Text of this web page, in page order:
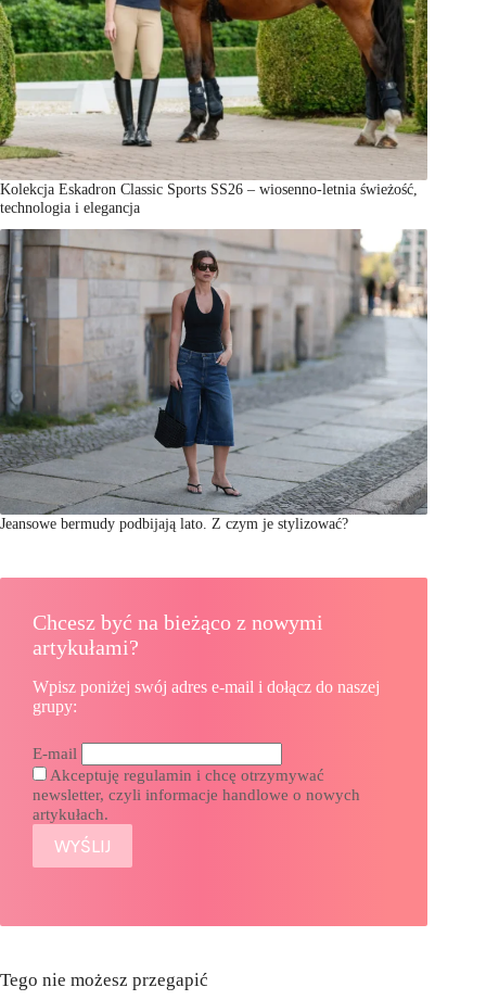
Kolekcja Eskadron Classic Sports SS26 – wiosenno-letnia świeżość,
technologia i elegancja
Jeansowe bermudy podbijają lato. Z czym je stylizować?
Chcesz być na bieżąco z nowymi
artykułami?
Wpisz poniżej swój adres e-mail i dołącz do naszej
grupy:
E-mail
Akceptuję regulamin i chcę otrzymywać
newsletter, czyli informacje handlowe o nowych
artykułach.
Tego nie możesz przegapić